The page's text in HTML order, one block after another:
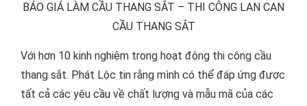
BÁO GIÁ LÀM CẦU THANG SẮT – THI CÔNG LAN CAN
CẦU THANG SẮT
Với hơn 10 kinh nghiệm trong hoạt động thi công cầu
thang sắt. Phát Lộc tin rằng mình có thể đáp ứng được
tất cả các yêu cầu về chất lượng và mẫu mã của các